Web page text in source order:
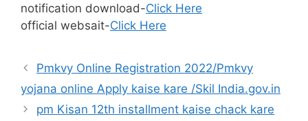
notification download-Click Here
official websait-Click Here
Pmkvy Online Registration 2022/Pmkvy
yojana online Apply kaise kare /Skil India.gov.in
pm Kisan 12th installment kaise chack kare